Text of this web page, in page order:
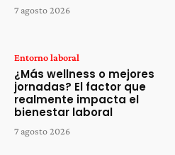
7 agosto 2026
Entorno laboral
¿Más wellness o mejores
jornadas? El factor que
realmente impacta el
bienestar laboral
7 agosto 2026